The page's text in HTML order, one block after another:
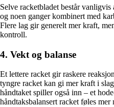
Selve racketbladet består
og noen ganger kombinert med
Flere lag gir generelt mer kraft,
kontroll.
4. Vekt og balanse
Et lettere racket gir raskere
tyngre racket kan gi mer kraft i
håndtaket spiller også inn – et
håndtaksbalansert racket føles mer